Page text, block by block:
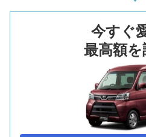
今すぐ
最高額を